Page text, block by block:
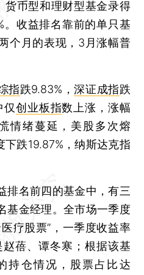
货币型和理财型基金录得
。收益排名靠前的单只基
个月的表现，3月涨幅普
指跌9.83%，深证成指跌
仅创业板指数上涨，涨幅
情绪蔓延，美股多次熔
跌19.87%，纳斯达克指
名前四的基金中，有三
基金经理。全市场一季度
疗股票”，一季度收益率
蓓、谭冬寒；根据该基
持仓情况，股票占比达